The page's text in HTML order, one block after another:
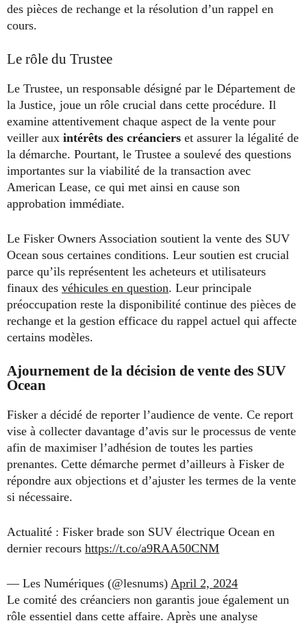
des pièces de rechange et la résolution d’un rappel en
cours.
Le rôle du Trustee
Le Trustee, un responsable désigné par le Département de
la Justice, joue un rôle crucial dans cette procédure. Il
examine attentivement chaque aspect de la vente pour
veiller aux intérêts des créanciers et assurer la légalité de
la démarche. Pourtant, le Trustee a soulevé des questions
importantes sur la viabilité de la transaction avec
American Lease, ce qui met ainsi en cause son
approbation immédiate.
Le Fisker Owners Association soutient la vente des SUV
Ocean sous certaines conditions. Leur soutien est crucial
parce qu’ils représentent les acheteurs et utilisateurs
finaux des véhicules en question. Leur principale
préoccupation reste la disponibilité continue des pièces de
rechange et la gestion efficace du rappel actuel qui affecte
certains modèles.
Ajournement de la décision de vente des SUV
Ocean
Fisker a décidé de reporter l’audience de vente. Ce report
vise à collecter davantage d’avis sur le processus de vente
afin de maximiser l’adhésion de toutes les parties
prenantes. Cette démarche permet d’ailleurs à Fisker de
répondre aux objections et d’ajuster les termes de la vente
si nécessaire.
Actualité : Fisker brade son SUV électrique Ocean en
dernier recours https://t.co/a9RAA50CNM
— Les Numériques (@lesnums) April 2, 2024
Le comité des créanciers non garantis joue également un
rôle essentiel dans cette affaire. Après une analyse